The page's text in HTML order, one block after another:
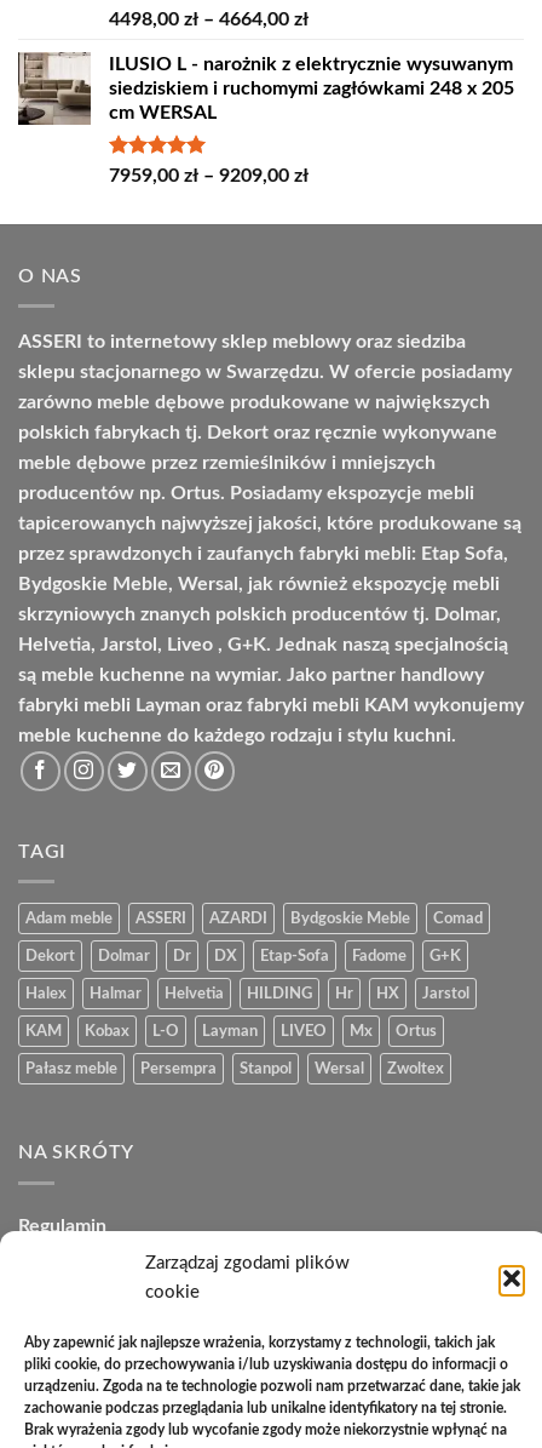
Zarządzaj zgodami plików
cookie
Aby zapewnić jak najlepsze wrażenia, korzystamy z technologii, takich jak
pliki cookie, do przechowywania i/lub uzyskiwania dostępu do informacji o
urządzeniu. Zgoda na te technologie pozwoli nam przetwarzać dane, takie jak
zachowanie podczas przeglądania lub unikalne identyfikatory na tej stronie.
Brak wyrażenia zgody lub wycofanie zgody może niekorzystnie wpłynąć na
4809,00 zł
Oceniono
4498,00 zł – 4664,00 złZakres
od
4498,00 zł
ILUSIO L - narożnik z elektrycznie wysuwanym
siedziskiem i ruchomymi zagłówkami 248 x 205
cm WERSAL
Oceniono
7959,00 zł – 9209,00 złZakres
od
O NAS
ASSERI to internetowy sklep meblowy oraz siedziba
sklepu stacjonarnego w Swarzędzu. W ofercie posiadamy
zarówno meble dębowe produkowane w największych
polskich fabrykach tj. Dekort oraz ręcznie wykonywane
meble dębowe przez rzemieślników i mniejszych
producentów np. Ortus. Posiadamy ekspozycje mebli
tapicerowanych najwyższej jakości, które produkowane są
przez sprawdzonych i zaufanych fabryki mebli: Etap Sofa,
Bydgoskie Meble, Wersal, jak również ekspozycję mebli
skrzyniowych znanych polskich producentów tj. Dolmar,
Helvetia, Jarstol, Liveo , G+K. Jednak naszą specjalnością
są meble kuchenne na wymiar. Jako partner handlowy
fabryki mebli Layman oraz fabryki mebli KAM wykonujemy
meble kuchenne do każdego rodzaju i stylu kuchni.
TAGI
Adam meble ASSERI AZARDI Bydgoskie Meble Comad
Dekort Dolmar Dr DX Etap-Sofa Fadome G+K
Halex Halmar Helvetia HILDING Hr HX Jarstol
KAM Kobax L-O Layman LIVEO Mx Ortus
Pałasz meble Persempra Stanpol Wersal Zwoltex
NA SKRÓTY
Regulamin
Polityka plików cookies (EU)
Polityka zwrotów
Zakupy na raty